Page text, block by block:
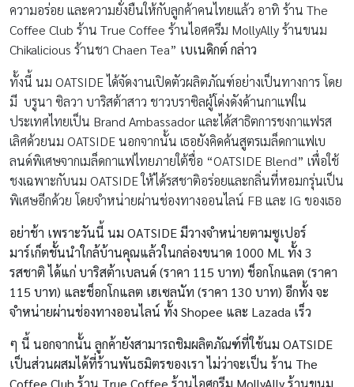
ความอร่อย และความยั่งยืนให้กับลูกค้าคนไทยแล้ว อาทิ ร้าน The
Coffee Club ร้าน True Coffee ร้านไอศครีม MollyAlly ร้านขนม
Chikalicious ร้านชา Chaen Tea” เบเนดิกต์ กล่าว
ทั้งนี้ นม OATSIDE ได้จัดงานเปิดตัวผลิตภัณฑ์อย่างเป็นทางการ โดย
มี บรูนา ซิลวา บาริสต้าสาว ชาวบราซิลผู้โด่งดังด้านกาแฟใน
ประเทศไทยเป็น Brand Ambassador และได้สาธิตการชงกาแฟรส
เลิศด้วยนม OATSIDE นอกจากนั้น เธอยังคิดค้นสูตรเมล็ดกาแฟเบ
ลนด์พิเศษจากเมล็ดกาแฟไทยภายใต้ชื่อ “OATSIDE Blend” เพื่อใช้
ชงเฉพาะกับนม OATSIDE ให้ได้รสชาติอร่อยและกลิ่นที่หอมกรุ่นเป็น
พิเศษอีกด้วย โดยจำหน่ายผ่านช่องทางออนไลน์ FB และ IG ของเธอ
อย่าช้า เพราะวันนี้ นม OATSIDE มีวางจำหน่ายตามซูเปอร์
มาร์เก็ตชั้นนำใกล้บ้านคุณแล้วในกล่องขนาด 1000 ML ทั้ง 3
รสชาติ ได้แก่ บาริสต้าเบลนด์ (ราคา 115 บาท) ช็อกโกแลต (ราคา
115 บาท) และช็อกโกแลต เฮเซลนัท (ราคา 130 บาท) อีกทั้ง จะ
จำหน่ายผ่านช่องทางออนไลน์ ทั้ง Shopee และ Lazada เร็ว
ๆ นี้ นอกจากนั้น ลูกค้ายังสามารถชิมผลิตภัณฑ์ที่ใช้นม OATSIDE
เป็นส่วนผสมได้ที่ร้านพันธมิตรของเรา ไม่ว่าจะเป็น ร้าน The
Coffee Club ร้าน True Coffee ร้านไอศกรีม MollyAlly ร้านขนม